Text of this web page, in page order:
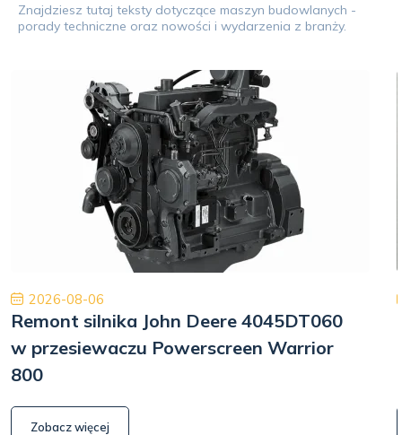
Znajdziesz tutaj teksty dotyczące maszyn budowlanych -
porady techniczne oraz nowości i wydarzenia z branży.
2026-08-06
Remont silnika John Deere 4045DT060
w przesiewaczu Powerscreen Warrior
800
Zobacz więcej